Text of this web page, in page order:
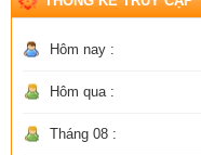
Hôm nay :
Hôm qua :
Tháng 08 :